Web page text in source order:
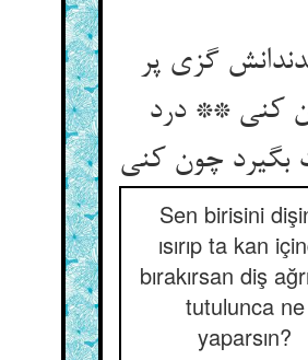
گزی پر
کنی ** درد
Sen birisini
ısırıp ta kan
bırakırsan diş
tutulunca ne
yaparsın?